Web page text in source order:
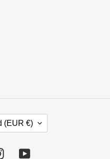
(EUR €)
InstagramYouTube